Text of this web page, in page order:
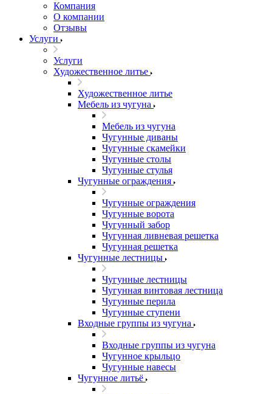
Компания
О компании
Отзывы
Услуги
Услуги
Художественное литье
Художественное литье
Мебель из чугуна
Мебель из чугуна
Чугунные диваны
Чугунные скамейки
Чугунные столы
Чугунные стулья
Чугунные ограждения
Чугунные ограждения
Чугунные ворота
Чугунный забор
Чугунная ливневая решетка
Чугунная решетка
Чугунные лестницы
Чугунные лестницы
Чугунная винтовая лестница
Чугунные перила
Чугунные ступени
Входные группы из чугуна
Входные группы из чугуна
Чугунное крыльцо
Чугунные навесы
Чугунное литьё